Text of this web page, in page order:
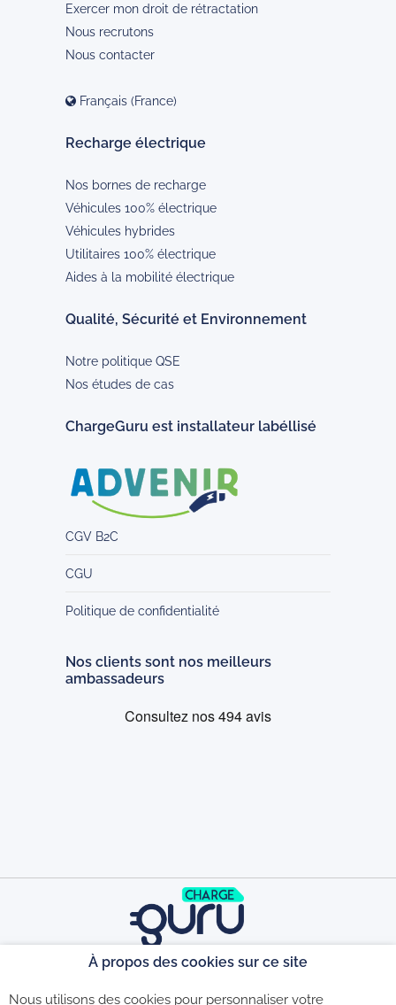
Exercer mon droit de rétractation
Nous recrutons
Nous contacter
Français (France)
Recharge électrique
Nos bornes de recharge
Véhicules 100% électrique
Véhicules hybrides
Utilitaires 100% électrique
Aides à la mobilité électrique
Qualité, Sécurité et Environnement
Notre politique QSE
Nos études de cas
ChargeGuru est installateur labéllisé
CGV B2C
CGU
Politique de confidentialité
Nos clients sont nos meilleurs
ambassadeurs
©2026 - CGU - CGV - Politique de
À propos des cookies sur ce site
Nous utilisons des cookies pour personnaliser votre